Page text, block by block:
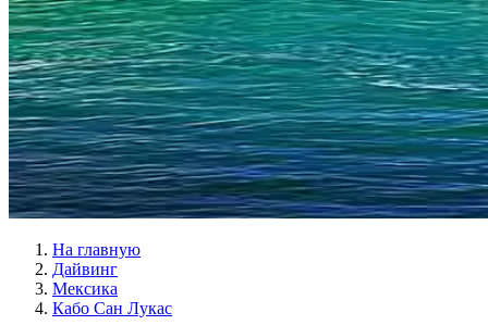
На главную
Дайвинг
Мексика
Кабо Сан Лукас